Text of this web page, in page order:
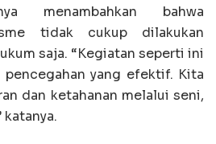
menambahkan bahwa
tidak cukup dilakukan
saja. “Kegiatan seperti ini
pencegahan yang efektif. Kita
dan ketahanan melalui seni,